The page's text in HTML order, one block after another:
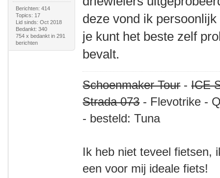
Berichten: 414
Topics: 17
Lid sinds: Oct 2018
Bedankt: 340
754 x bedankt in 291
berichten
deze vond ik
je kunt het beste zelf
bevalt.
Schoenmaker Tour-ICE
Strada 073- Flevotrike -
- besteld: Tuna
Ik heb niet teveel fietsen,
een voor mij ideale fiets!